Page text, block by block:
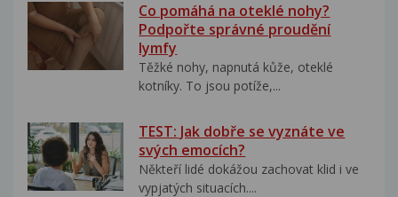
Co pomáhá na oteklé nohy?
Podpořte správné proudění
lymfy
Těžké nohy, napnutá kůže, oteklé
kotníky. To jsou potíže,...
TEST: Jak dobře se vyznáte ve
svých emocích?
Někteří lidé dokážou zachovat klid i ve
vypjatých situacích....